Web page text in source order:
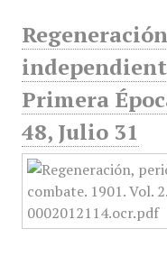
Primera
48, Julio 31